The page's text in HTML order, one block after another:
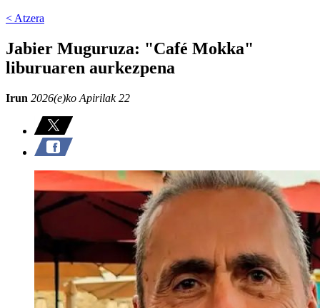
< Atzera
Jabier Muguruza: "Café Mokka"
liburuaren aurkezpena
Irun 2026(e)ko Apirilak 22